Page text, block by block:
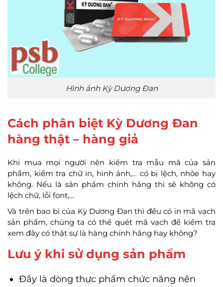
Hình ảnh Kỳ Dương Đan
Cách phân biệt Kỳ Dương Đan
hàng thật – hàng giả
Khi mua mọi người nên kiểm tra mẫu mã của sản
phẩm, kiểm tra chữ in, hình ảnh,… có bị lệch, nhòe hay
không. Nếu là sản phẩm chính hãng thì sẽ không có
lệch chữ, lỗi font,…
Và trên bao bì của Kỳ Dương Đan thì đều có in mã vạch
sản phẩm, chúng ta có thể quét mã vạch để kiểm tra
xem đây có thật sự là hàng chính hãng hay không?
Lưu ý khi sử dụng sản phẩm
Đây là dòng thực phẩm chức năng nên